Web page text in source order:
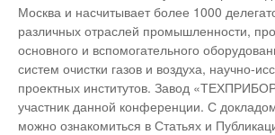
Москва и насчитывает более 1000
различных отраслей промышленности,
основного и вспомогательного
систем очистки газов и воздуха, научно-
проектных институтов. Завод
участник данной конференции. С
можно ознакомиться в Статьях и